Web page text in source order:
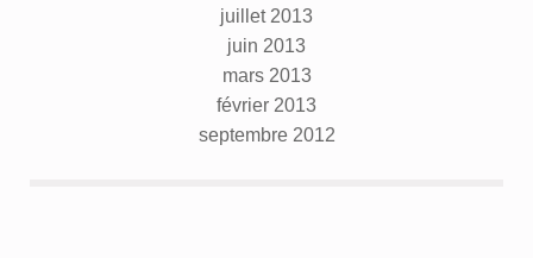
juillet 2013
juin 2013
mars 2013
février 2013
septembre 2012